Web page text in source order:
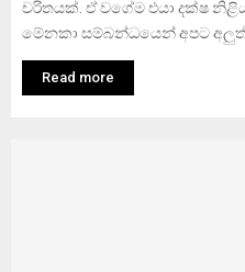
චරිතයක්. ඒ වගේම එයා දක්ෂ
මේනකා සම්බන්ධයෙන් අපට අලුත්
Read more